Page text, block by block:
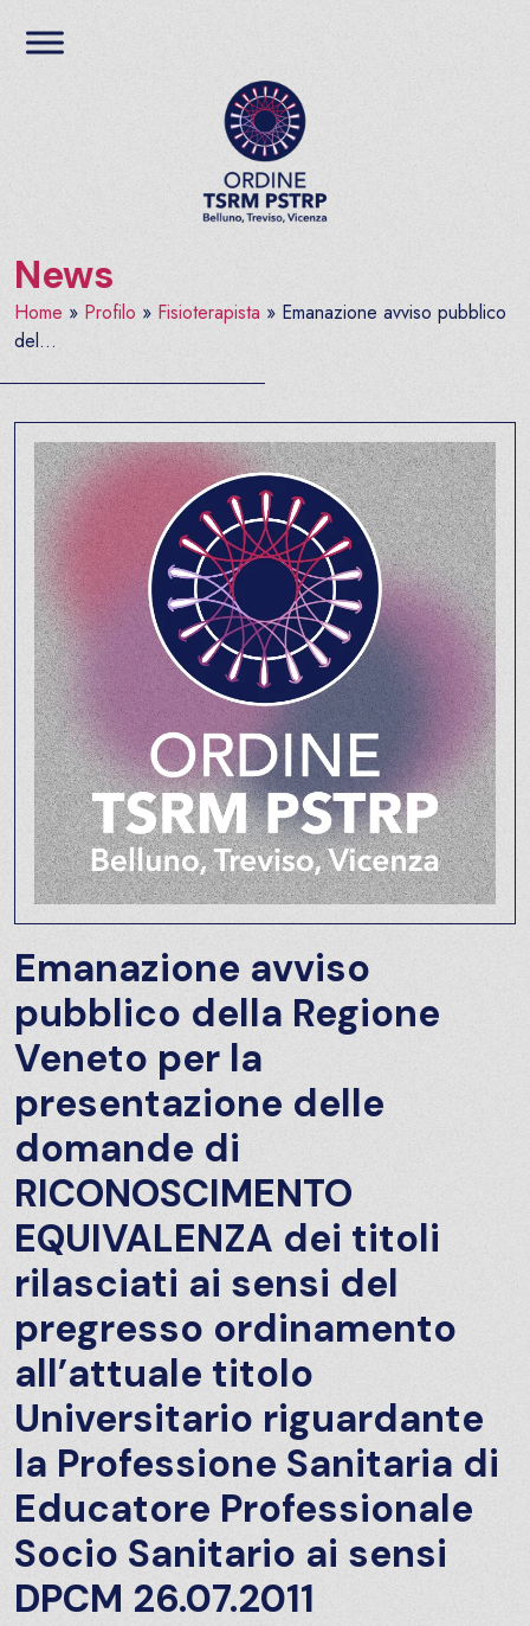
News
Home » Profilo » Fisioterapista » Emanazione avviso pubblico
del...
Emanazione avviso
pubblico della Regione
Veneto per la
presentazione delle
domande di
RICONOSCIMENTO
EQUIVALENZA dei titoli
rilasciati ai sensi del
pregresso ordinamento
all’attuale titolo
Universitario riguardante
la Professione Sanitaria di
Educatore Professionale
Socio Sanitario ai sensi
DPCM 26.07.2011